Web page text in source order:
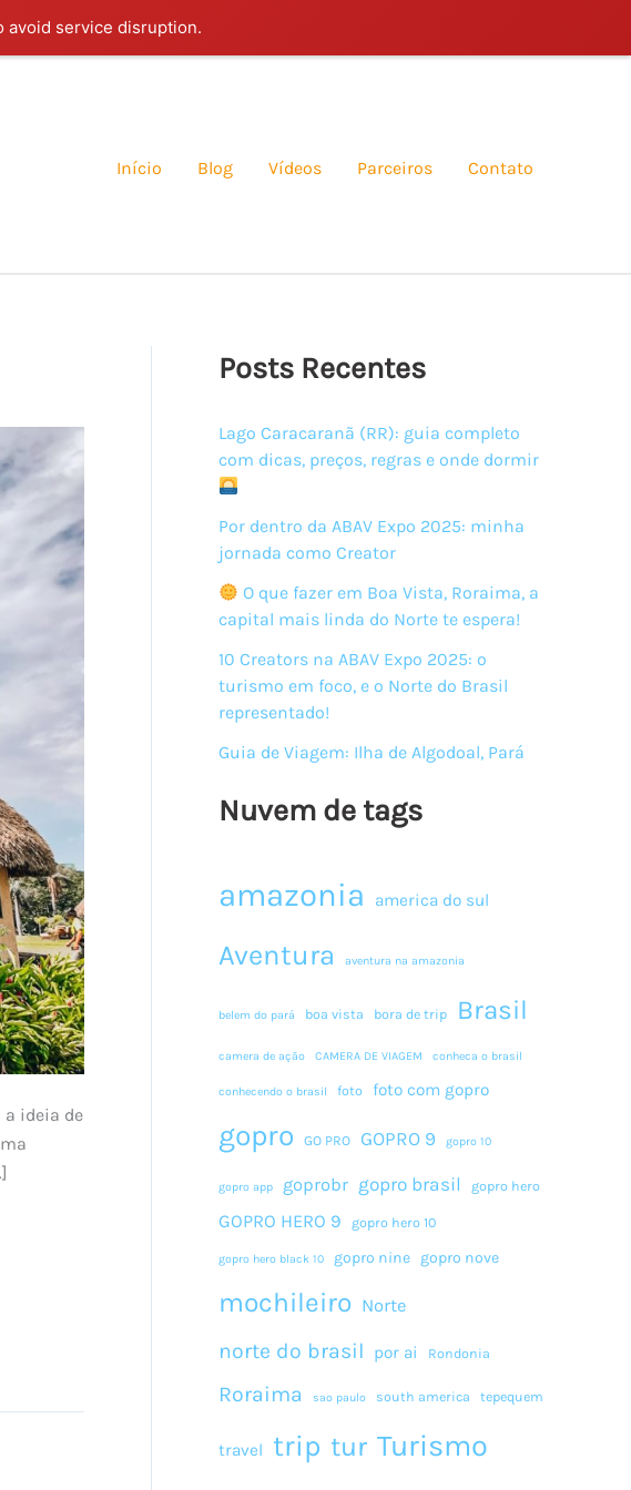
avoid service disruption.
Início Blog Vídeos Parceiros Contato
a ideia de
Posts Recentes
Lago Caracaranã (RR): guia completo
com dicas, preços, regras e onde dormir
Por dentro da ABAV Expo 2025: minha
jornada como Creator
O que fazer em Boa Vista, Roraima, a
capital mais linda do Norte te espera!
10 Creators na ABAV Expo 2025: o
turismo em foco, e o Norte do Brasil
representado!
Guia de Viagem: Ilha de Algodoal, Pará
Nuvem de tags
amazonia america do sul
Aventura aventura na amazonia
belem do pará boa vista bora de trip Brasil
camera de ação CAMERA DE VIAGEM conheca o brasil
conhecendo o brasil foto foto com gopro
gopro GO PRO GOPRO 9 gopro 10
gopro app goprobr gopro brasil gopro hero
GOPRO HERO 9 gopro hero 10
gopro hero black 10 gopro nine gopro nove
mochileiro Norte
norte do brasil por ai Rondonia
Roraima sao paulo south america tepequem
travel trip tur Turismo